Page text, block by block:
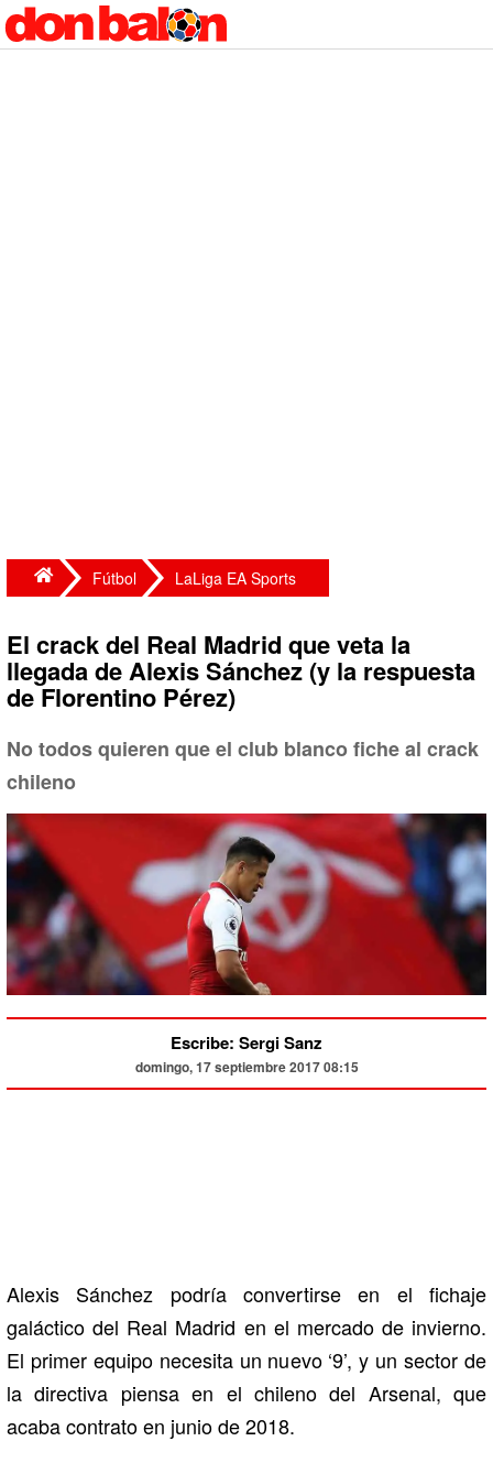
Fútbol LaLiga EA Sports
El crack del Real Madrid que veta la
llegada de Alexis Sánchez (y la respuesta
de Florentino Pérez)
No todos quieren que el club blanco fiche al crack
chileno
Escribe: Sergi Sanz
domingo, 17 septiembre 2017 08:15
Alexis Sánchez podría convertirse en el fichaje
galáctico del Real Madrid en el mercado de invierno.
El primer equipo necesita un nuevo ‘9’, y un sector de
la directiva piensa en el chileno del Arsenal, que
acaba contrato en junio de 2018.